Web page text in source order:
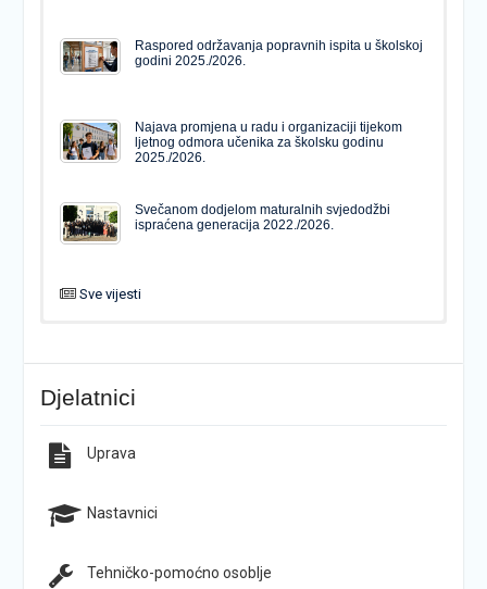
Raspored održavanja popravnih ispita u školskoj
godini 2025./2026.
Najava promjena u radu i organizaciji tijekom
ljetnog odmora učenika za školsku godinu
2025./2026.
Svečanom dodjelom maturalnih svjedodžbi
ispraćena generacija 2022./2026.
Sve vijesti
Popis udžbenika za školsku godinu 2026./2027.
godini 2025./2026.
Najava promjena u radu i organizaciji tijekom
Natječaj za upis u 1. razred Katoličke gimnazije s
pravom javnosti
Završna konferencija ŠPD-a “Pegaz”
Djelatnici
Uprava
Nastavnici
Tehničko-pomoćno osoblje